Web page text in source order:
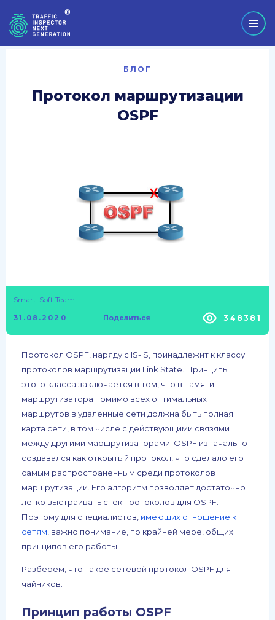
БЛОГ
Протокол маршрутизации
OSPF
Smart-Soft Team
31.08.2020 Поделиться 348381
Протокол OSPF, наряду с IS-IS, принадлежит к классу
протоколов маршрутизации Link State. Принципы
этого класса заключается в том, что в памяти
маршрутизатора помимо всех оптимальных
маршрутов в удаленные сети должна быть полная
карта сети, в том числе с действующими связями
между другими маршрутизаторами. OSPF изначально
создавался как открытый протокол, что сделало его
самым распространенным среди протоколов
маршрутизации. Его алгоритм позволяет достаточно
легко выстраивать стек протоколов для OSPF.
Поэтому для специалистов, имеющих отношение к
сетям , важно понимание, по крайней мере, общих
принципов его работы.
Разберем, что такое сетевой протокол OSPF для
чайников.
Принцип работы OSPF